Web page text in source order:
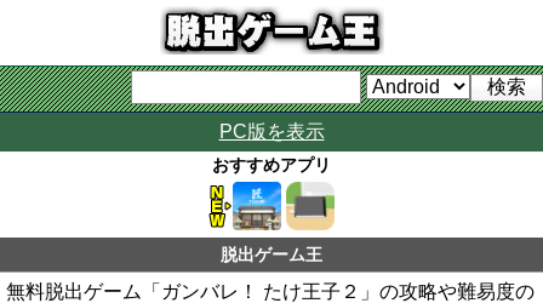
PC版を表示
おすすめアプリ
脱出ゲーム王
無料脱出ゲーム「ガンバレ！ たけ王子２」の攻略や難易度の